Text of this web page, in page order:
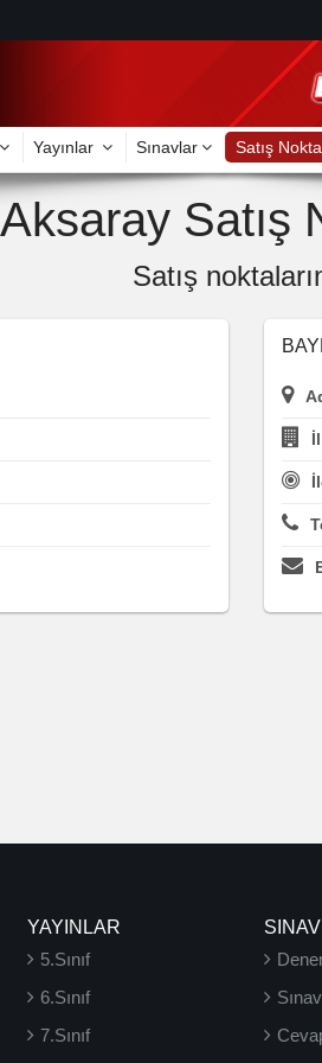
Yayınlar Sınavlar Satış
Aksaray Satış
Satış
YAYINLAR
5.Sınıf
6.Sınıf
7.Sınıf